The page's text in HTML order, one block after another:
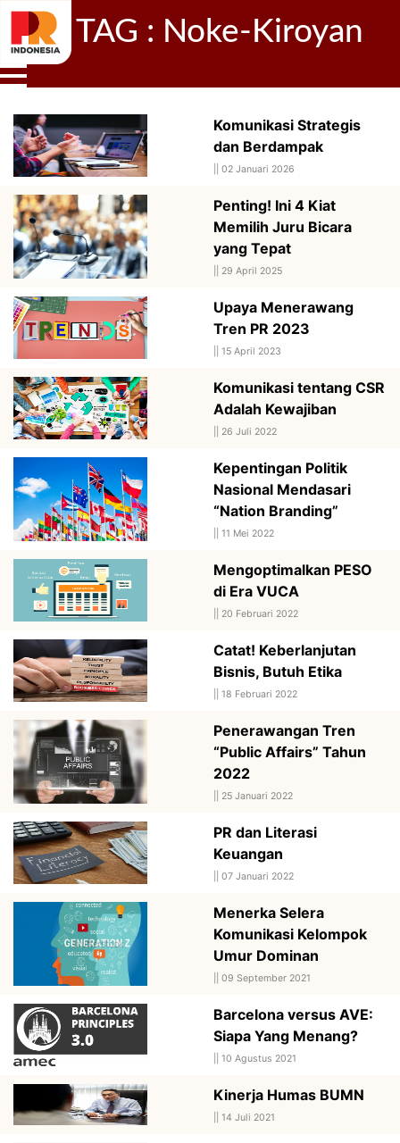
TAG : Noke-Kiroyan
Komunikasi Strategis
dan Berdampak
02 Januari 2026
Penting! Ini 4 Kiat
Memilih Juru Bicara
yang Tepat
29 April 2025
Upaya Menerawang
Tren PR 2023
15 April 2023
Komunikasi tentang CSR
Adalah Kewajiban
26 Juli 2022
Kepentingan Politik
Nasional Mendasari
“Nation Branding”
11 Mei 2022
Mengoptimalkan PESO
di Era VUCA
20 Februari 2022
Catat! Keberlanjutan
Bisnis, Butuh Etika
18 Februari 2022
Penerawangan Tren
“Public Affairs” Tahun
2022
25 Januari 2022
PR dan Literasi
Keuangan
07 Januari 2022
Menerka Selera
Komunikasi Kelompok
Umur Dominan
09 September 2021
Barcelona versus AVE:
Siapa Yang Menang?
10 Agustus 2021
Kinerja Humas BUMN
14 Juli 2021